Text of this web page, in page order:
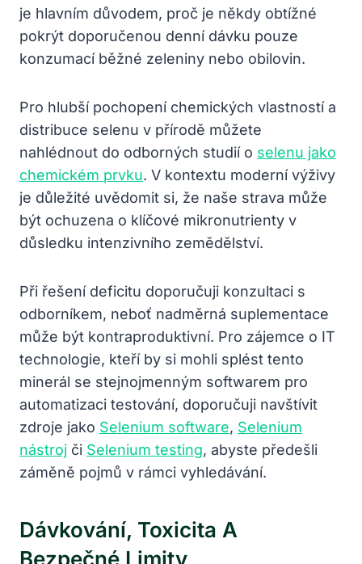
je hlavním důvodem, proč je někdy obtížné
pokrýt doporučenou denní dávku pouze
konzumací běžné zeleniny nebo obilovin.
Pro hlubší pochopení chemických vlastností a
distribuce selenu v přírodě můžete
nahlédnout do odborných studií o selenu jako
chemickém prvku. V kontextu moderní výživy
je důležité uvědomit si, že naše strava může
být ochuzena o klíčové mikronutrienty v
důsledku intenzivního zemědělství.
Při řešení deficitu doporučuji konzultaci s
odborníkem, neboť nadměrná suplementace
může být kontraproduktivní. Pro zájemce o IT
technologie, kteří by si mohli splést tento
minerál se stejnojmenným softwarem pro
automatizaci testování, doporučuji navštívit
zdroje jako Selenium software, Selenium
nástroj či Selenium testing, abyste předešli
záměně pojmů v rámci vyhledávání.
Dávkování, Toxicita A
Bezpečné Limity